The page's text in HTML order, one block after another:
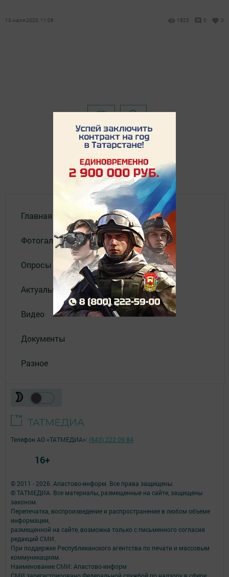
13 июля 2020, 11:06 1825 0 0
Главная
Фотогалереи
Опросы
Актуальное видео
Видео
Документы
Разное
© 2011 - 2026. Апастово-информ. Все права защищены.
© ТАТМЕДИА. Все материалы, размещенные на сайте, защищены
законом.
Перепечатка, воспроизведение и распространение в любом объеме
информации,
размещенной на сайте, возможна только с письменного согласия
редакций СМИ.
При поддержке Республиканского агентства по печати и массовым
коммуникациям.
Наименование СМИ: Апастово-информ
Телефон АО «ТАТМЕДИА»: (843) 222 09 84
16+